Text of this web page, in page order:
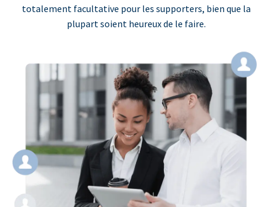
totalement facultative pour les supporters, bien que la
plupart soient heureux de le faire.